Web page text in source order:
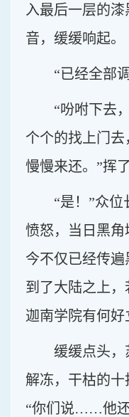
入最后一层的
音，缓缓响起。
“已经全部
“吩咐下去
个个的找上门去
慢慢来还。”挥
“是！”众
愤怒，当日黑角
今不仅已经传
到了大陆之上，
迦南学院有何好
缓缓点头，
解冻，干枯的十
“你们说……他